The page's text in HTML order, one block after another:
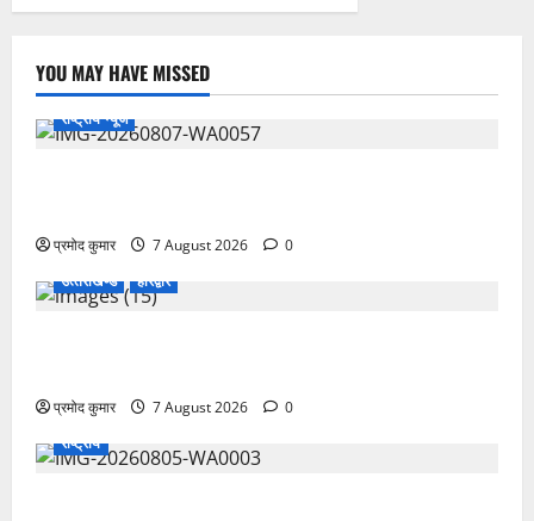
YOU MAY HAVE MISSED
राष्ट्रीय न्यूज
प्रमोद कुमार 7 August 2026
0
उत्‍तराखण्‍ड
हरिद्वार
प्रमोद कुमार 7 August 2026
0
राष्ट्रीय